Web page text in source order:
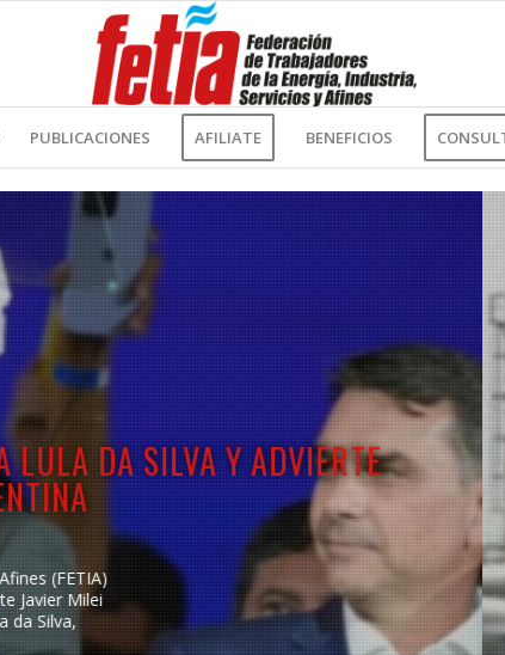
PUBLICACIONES AFILIATE BENEFICIOS
PLANTA DE CAUCHO SINTÉTICO
DE MILEI QUE ESTÁ DESTRUYENDO
de Trabajadores de la Energía, la Industria, Servicios y
nuestro más enérgico rechazo a la decisión de Pampa Energía
caucho sintético en su planta de Puerto San Martín, una
riesgo alrededor de 130 puestos de trabajo y deja…